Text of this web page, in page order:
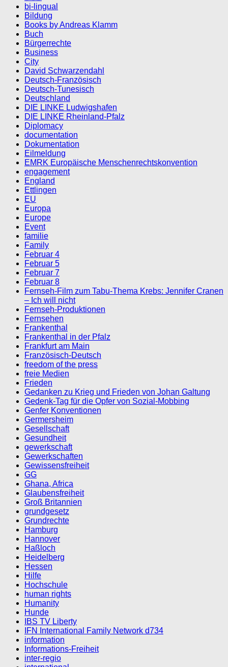
bi-lingual
Bildung
Books by Andreas Klamm
Buch
Bürgerrechte
Business
City
David Schwarzendahl
Deutsch-Französisch
Deutsch-Tunesisch
Deutschland
DIE LINKE Ludwigshafen
DIE LINKE Rheinland-Pfalz
Diplomacy
documentation
Dokumentation
Eilmeldung
EMRK Europäische Menschenrechtskonvention
engagement
England
Ettlingen
EU
Europa
Europe
Event
familie
Family
Februar 4
Februar 5
Februar 7
Februar 8
Fernseh-Film zum Tabu-Thema Krebs: Jennifer Cranen
– Ich will nicht
Fernseh-Produktionen
Fernsehen
Frankenthal
Frankenthal in der Pfalz
Frankfurt am Main
Französisch-Deutsch
freedom of the press
freie Medien
Frieden
Gedanken zu Krieg und Frieden von Johan Galtung
Gedenk-Tag für die Opfer von Sozial-Mobbing
Genfer Konventionen
Germersheim
Gesellschaft
Gesundheit
gewerkschaft
Gewerkschaften
Gewissensfreiheit
GG
Ghana, Africa
Glaubensfreiheit
Groß Britannien
grundgesetz
Grundrechte
Hamburg
Hannover
Haßloch
Heidelberg
Hessen
Hilfe
Hochschule
human rights
Humanity
Hunde
IBS TV Liberty
IFN International Family Network d734
information
Informations-Freiheit
inter-regio